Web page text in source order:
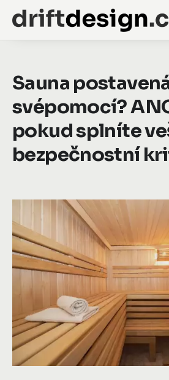
Sauna
svépomocí?
pokud splníte
bezpečnostní